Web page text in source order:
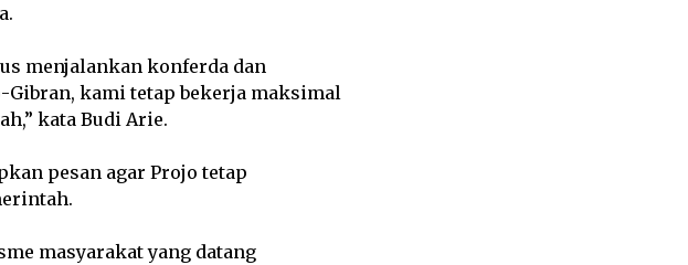
menjalankan konferda dan
Gibran, kami tetap bekerja maksimal
kata Budi Arie.
pesan agar Projo tetap
masyarakat yang datang